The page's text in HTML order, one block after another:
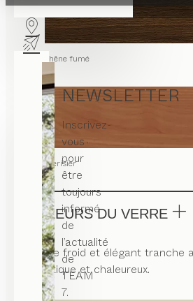
NEWSLETTER
Inscrivez-
vous
pour
être
toujours
informé
de
l’actualité
de
TEAM
7.
chêne fumé
merisier
COULEURS DU VERRE
Le verre froid et élégant tranche
authentique et chaleureux.